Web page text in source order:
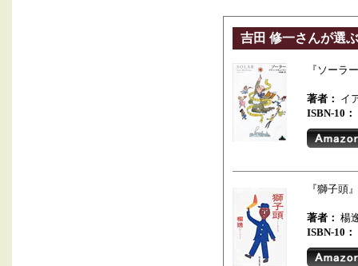
吉田 修一さんが選
『ソーラ
著者： イ
ISBN-10：
『獅子頭』
著者：
ISBN-10：